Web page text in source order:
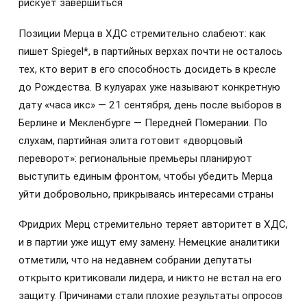
рискует завершиться
Позиции Мерца в ХДС стремительно слабеют: как
пишет Spiegel*, в партийных верхах почти не осталось
тех, кто верит в его способность досидеть в кресле
до Рождества. В кулуарах уже называют конкретную
дату «часа икс» — 21 сентября, день после выборов в
Берлине и Мекленбурге — Передней Померании. По
слухам, партийная элита готовит «дворцовый
переворот»: региональные премьеры планируют
выступить единым фронтом, чтобы убедить Мерца
уйти добровольно, прикрываясь интересами страны
Фридрих Мерц стремительно теряет авторитет в ХДС,
и в партии уже ищут ему замену. Немецкие аналитики
отметили, что на недавнем собрании депутаты
открыто критиковали лидера, и никто не встал на его
защиту. Причинами стали плохие результаты опросов